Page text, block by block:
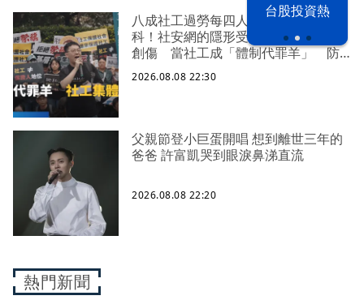
漢光42演習 台股投資熱
八成社工過勞每四人有一人求助身心
科！社安網的隱形受災戶 集體心理
創傷 當社工成「體制代罪羊」 防
禦性社工不敢多做無奈趨勢？耗竭殆
盡下的社安網危機｜社工消失中
2026.08.08 22:30
父親節登小巨蛋開唱 想到離世三年的
爸爸 許富凱哭到眼淚鼻涕直流
2026.08.08 22:20
熱門新聞